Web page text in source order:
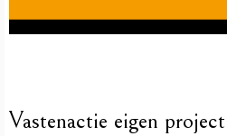
Vastenactie eigen